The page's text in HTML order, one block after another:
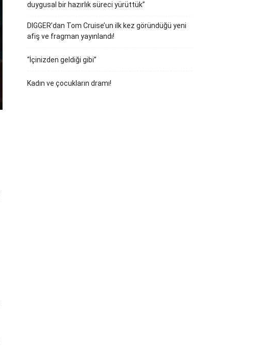
duygusal bir hazırlık süreci yürüttük”
DIGGER’dan Tom Cruise’un ilk kez göründüğü yeni
afiş ve fragman yayınlandı!
“İçinizden geldiği gibi”
Kadın ve çocukların dramı!